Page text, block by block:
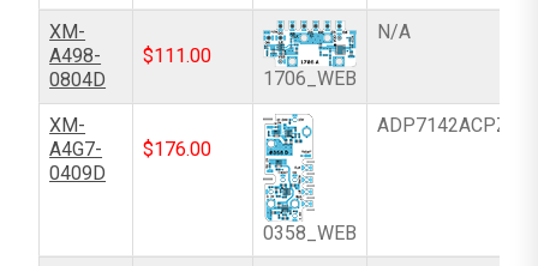
XM-
A498-
0804D
$111.00
1706_WEB
N/A
XM-
A4G7-
0409D
$176.00
0358_WEB
ADP7142ACPZN-